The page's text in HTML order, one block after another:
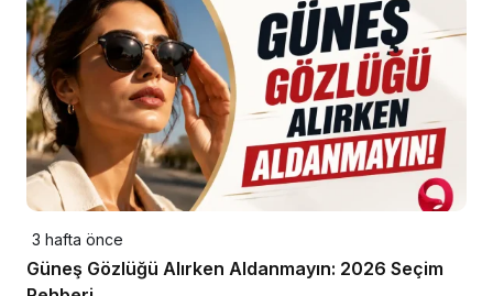
3 hafta önce
Güneş Gözlüğü Alırken Aldanmayın: 2026 Seçim